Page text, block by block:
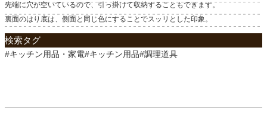
先端に穴が空いているので、引っ掛けて収納することもできます。
裏面のはり底は、側面と同じ色にすることでスッリとした印象。
検索タグ
#キッチン用品・家電#キッチン用品#調理道具